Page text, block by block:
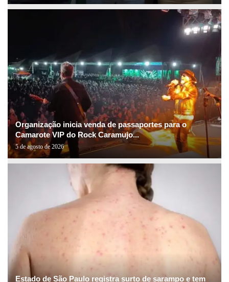
Organização inicia venda de passaportes para o
Camarote VIP do Rock Caramujo...
5 de agosto de 2026
Estado de São Paulo registra surto de sarampo e tem